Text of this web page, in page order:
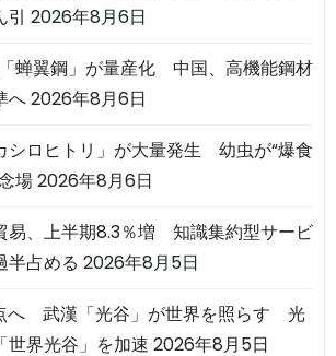
引 2026年8月6日
蝉翼鋼」が量産化 中国、高機能鋼材
へ2026年8月6日
シロヒトリ」が大量発生 幼虫が“爆食
場2026年8月6日
易、上半期8.3％増 知識集約型サービ
半占める 2026年8月5日
へ 武漢「光谷」が世界を照らす 光
世界光谷」を加速 2026年8月5日